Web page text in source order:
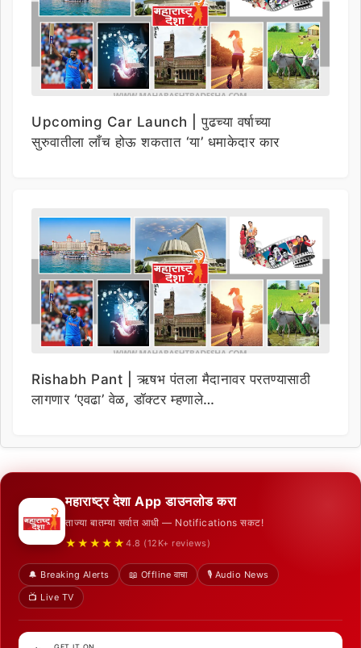
Upcoming Car Launch | पुढच्या वर्षाच्या
सुरुवातीला लाँच होऊ शकतात ‘या’ धमाकेदार कार
Rishabh Pant | ऋषभ पंतला मैदानावर परतण्यासाठी
लागणार ‘एवढा’ वेळ, डॉक्टर म्हणाले…
महाराष्ट्र देशा App डाउनलोड करा
ताज्या बातम्या सर्वात आधी — Notifications सकट!
★★★★★ 4.8 (12K+ reviews)
🔔 Breaking Alerts 📖 Offline वाचा
🎙️ Audio News
📺 Live TV